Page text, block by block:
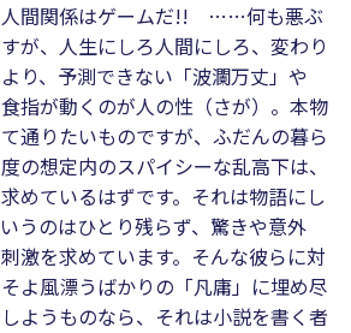
間関係はゲームだ!! ……何も悪ぶ
が、人生にしろ人間にしろ、変わり
り、予測できない「波瀾万丈」や
食指が動くのが人の性（さが）。本物
通りたいものですが、ふだんの暮ら
の想定内のスパイシーな乱高下は、
めているはずです。それは物語にし
うのはひとり残らず、驚きや意外
激を求めています。そんな彼らに対
よ風漂うばかりの「凡庸」に埋め尽
ようものなら、それは小説を書く者